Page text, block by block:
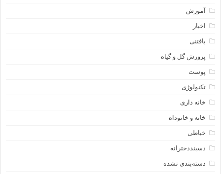
آموزش
اخبار
بافتنی
پرورش گل و گیاه
پوست
تکنولوژی
خانه داری
خانه و خانوداه
خیاطی
دسبنددخترانه
دسته‌بندی نشده